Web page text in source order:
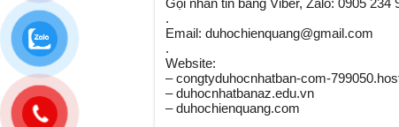
.
Email: duhochienquang@gmail.com
.
Website:
– congtyduhocnhatban-com-
– duhocnhatbanaz.edu.vn
– duhochienquang.com